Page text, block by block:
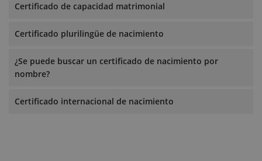
Certificado de capacidad matrimonial
Certificado plurilingüe de nacimiento
¿Se puede buscar un certificado de nacimiento por
nombre?
Certificado internacional de nacimiento